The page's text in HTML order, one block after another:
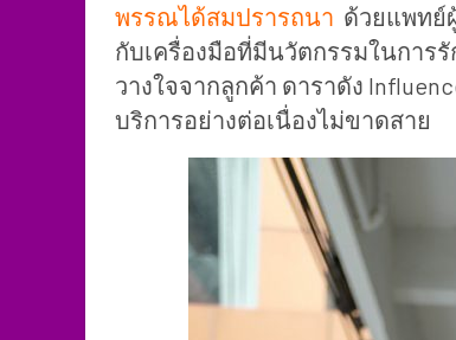
พรรณได้สมปรารถนา ด้วยแพทย์
กับเครื่องมือที่มีนวัตกรรมในการ
วางใจจากลูกค้า ดาราดัง
บริการอย่างต่อเนื่องไม่ขาดสาย